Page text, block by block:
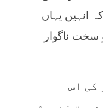
انہیں یہاں
سخت ناگوار
کی اس